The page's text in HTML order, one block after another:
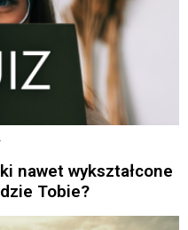
nawet wykształcone
Tobie?